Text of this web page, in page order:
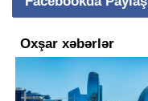
Oxşar xəbərlər